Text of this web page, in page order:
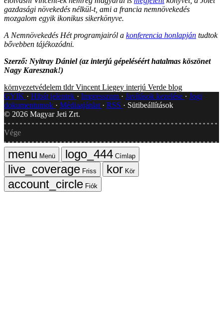
gazdasági növekedés nélkül-t, ami a francia nemnövekedés
mozgalom egyik ikonikus sikerkönyve.
A Nemnövekedés Hét programjairól a konferencia honlapján tudtok
bővebben tájékozódni.
Szerző: Nyitray Dániel (az interjú gépeléséért hatalmas köszönet
Nagy Karesznak!)
környezetvédelem tldr Vincent Liegey interjú Verde blog
GYIK
Hibát jelentek Impresszum Javítások kezelése
Jogi
dokumentumok
Médiaajánlat RSS
Sütibeállítások
© 2026 Magyar Jeti Zrt.
Vége
Menü
Címlap
Friss
Kör
Fiók